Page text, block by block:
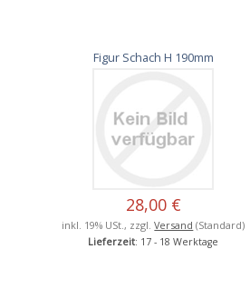
Figur Schach H 190mm
28,00 €
inkl. 19% USt., zzgl.Versand (Standard)
Lieferzeit: 17 - 18 Werktage